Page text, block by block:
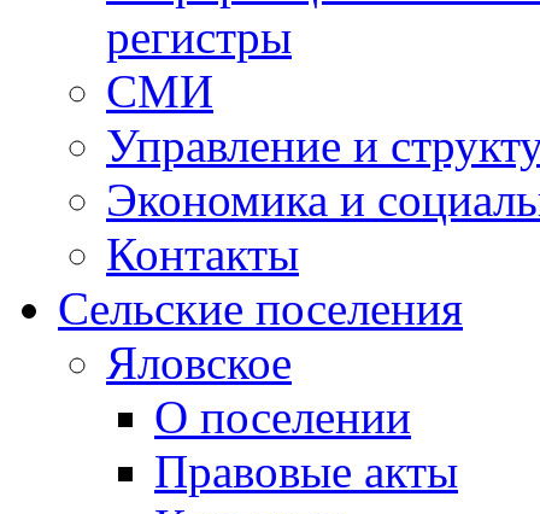
регистры
СМИ
Управление и
Экономика и
Контакты
Сельские поселения
Яловское
О поселении
Правовые акты